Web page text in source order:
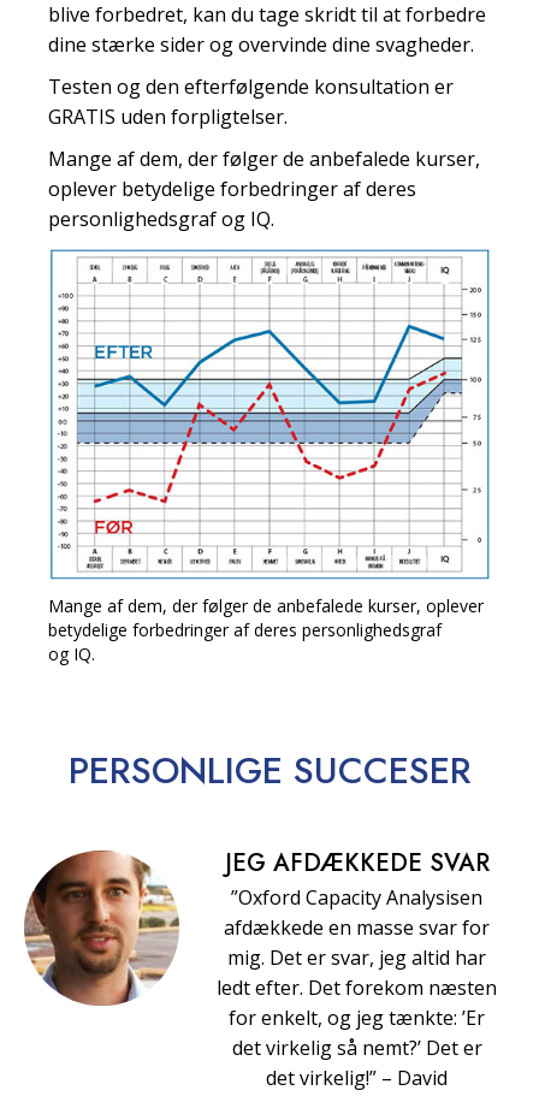
blive forbedret, kan du tage skridt til at forbedre
dine stærke sider og overvinde dine svagheder.
Testen og den efterfølgende konsultation er
GRATIS uden forpligtelser.
Mange af dem, der følger de anbefalede kurser,
oplever betydelige forbedringer af deres
personlighedsgraf og IQ.
Mange af dem, der følger de anbefalede kurser, oplever
betydelige forbedringer af deres personlighedsgraf
og IQ.
PERSONLIGE SUCCESER
JEG AFDÆKKEDE SVAR
”Oxford Capacity Analysisen
afdækkede en masse svar for
mig. Det er svar, jeg altid har
ledt efter. Det forekom næsten
for enkelt, og jeg tænkte: ’Er
det virkelig så nemt?’ Det er
det virkelig!” – David